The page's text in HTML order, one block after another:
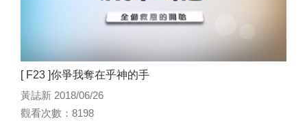
[ F23 ]你爭我奪在乎神的手
黃誌新 2018/06/26
觀看次數：8198